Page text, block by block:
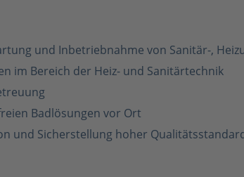
und Inbetriebnahme von Sanitär-,
im Bereich der Heiz- und Sanitärtechnik
Badlösungen vor Ort
und Sicherstellung hoher